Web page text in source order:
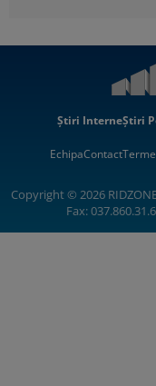
Știri InterneȘtiri
EchipaContact
Copyright © 2026
Fax: